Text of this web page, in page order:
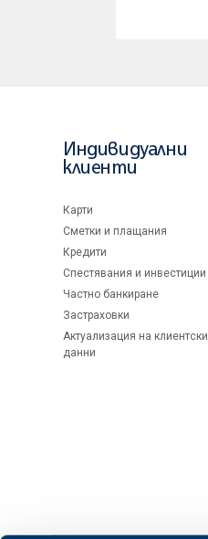
Индивидуални
клиенти
Карти
Сметки и плащания
Кредити
Спестявания и инвестиции
Частно банкиране
Застраховки
Актуализация на клиентски
данни